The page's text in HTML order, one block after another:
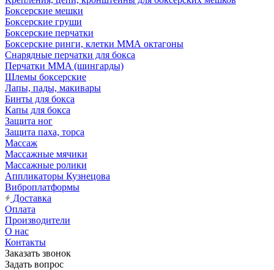
Боксерские мешки
Боксерские груши
Боксерские перчатки
Боксерские ринги, клетки ММА октагоны
Снарядные перчатки для бокса
Перчатки MMA (шингарды)
Шлемы боксерские
Лапы, пады, макивары
Бинты для бокса
Капы для бокса
Защита ног
Защита паха, торса
Массаж
Массажные мячики
Массажные ролики
Аппликаторы Кузнецова
Виброплатформы
Доставка
Оплата
Производители
О нас
Контакты
Заказать звонок
Задать вопрос